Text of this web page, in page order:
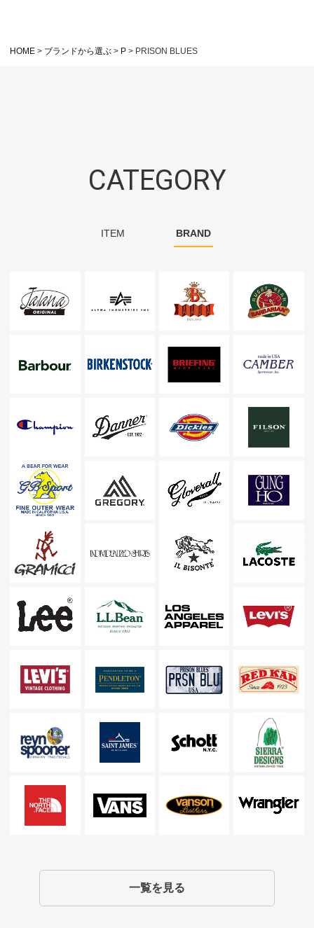
HOME ブランドから選ぶ P PRISON BLUES
CATEGORY
ITEM BRAND
一覧を見る